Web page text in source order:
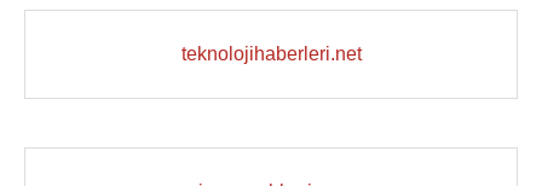
teknolojihaberleri.net